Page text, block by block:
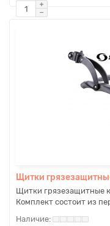
Щитки
Щитки грязезащитные
Комплект состоит из